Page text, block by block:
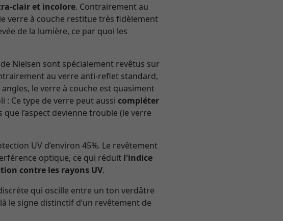
clair et incolore. Contrairement au
verre à couche restitue très fidèlement
de la lumière, ce par quoi les
Nielsen sont spécialement revêtus sur
au verre anti-reflet standard,
le verre à couche est quasiment
Ce type de verre peut aussi compléter
que l’aspect devienne trouble (le verre
UV d’environ 45%. Le revêtement
optique, ce qui réduit l'indice
contre les rayons UV.
qui oscille entre un ton verdâtre
le signe distinctif d’un revêtement de